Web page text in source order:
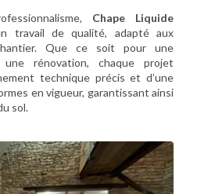
Chape Liquide
travail de qualité, adapté aux
Que ce soit pour une
rénovation, chaque projet
technique précis et d’une
en vigueur, garantissant ainsi
sol.